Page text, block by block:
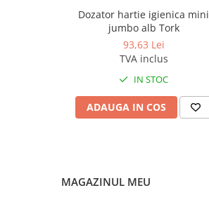
Uscatoare de maini si par
Sampon si gel de dus
Dozator hartie igienica mini
jumbo alb Tork
93,63 Lei
TVA inclus
IN STOC
ADAUGA IN COS
MAGAZINUL MEU